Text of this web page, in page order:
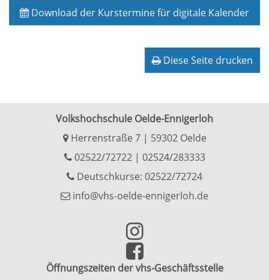
Download der Kurstermine für digitale Kalender
Diese Seite drucken
Volkshochschule Oelde-Ennigerloh
Herrenstraße 7 | 59302 Oelde
02522/72722| 02524/283333
Deutschkurse: 02522/72724
info@vhs-oelde-ennigerloh.de
Öffnungszeiten der vhs-Geschäftsstelle